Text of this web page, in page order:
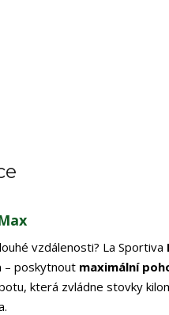
vzdálenosti? La Sportiva
– poskytnout maximální
která zvládne stovky